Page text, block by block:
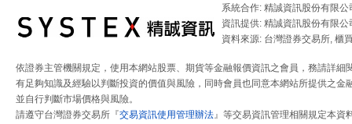
系統合作: 精誠資訊股份有限公
資訊提供: 精誠資訊股份有限公
資料來源: 台灣證券交易所, 櫃
依證券主管機關規定，使用本網站股票、期貨等金融報價資訊之會員，務請詳細
有足夠知識及經驗以判斷投資的價值與風險，同時會員也同意本網站所提供之
並自行判斷市場價格與風險。
請遵守台灣證券交易所『交易資訊使用管理辦法』等交易資訊管理相關規定本資